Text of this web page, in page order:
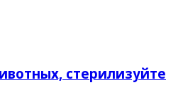
стерилизуйте